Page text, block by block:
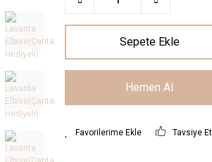
Sepete Ekle
Hemen Al
Tavsiye Et